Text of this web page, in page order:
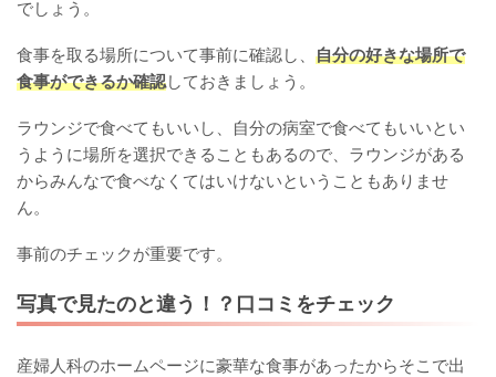
でしょう。
食事を取る場所について事前に確認し、 自分の好きな場所で
食事ができるか確認しておきましょう。
ラウンジで食べてもいいし、自分の病室で食べてもいいとい
うように場所を選択できることもあるので、ラウンジがある
からみんなで食べなくてはいけないということもありませ
ん。
事前のチェックが重要です。
写真で見たのと違う！？口コミをチェック
産婦人科のホームページに豪華な食事があったからそこで出